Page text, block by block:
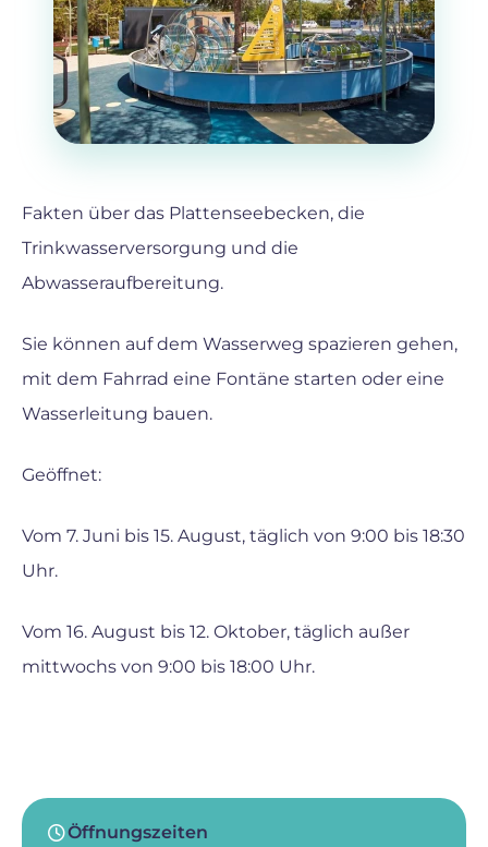
Fakten über das Plattenseebecken, die
Trinkwasserversorgung und die
Abwasseraufbereitung.
Sie können auf dem Wasserweg spazieren gehen,
mit dem Fahrrad eine Fontäne starten oder eine
Wasserleitung bauen.
Geöffnet:
Vom 7. Juni bis 15. August, täglich von 9:00 bis 18:30
Uhr.
Vom 16. August bis 12. Oktober, täglich außer
mittwochs von 9:00 bis 18:00 Uhr.
Öffnungszeiten